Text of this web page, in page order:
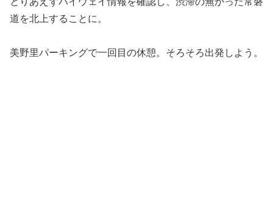
道を北上することに。
美野里パーキングで一回目の休憩。そろそろ出発しよう。